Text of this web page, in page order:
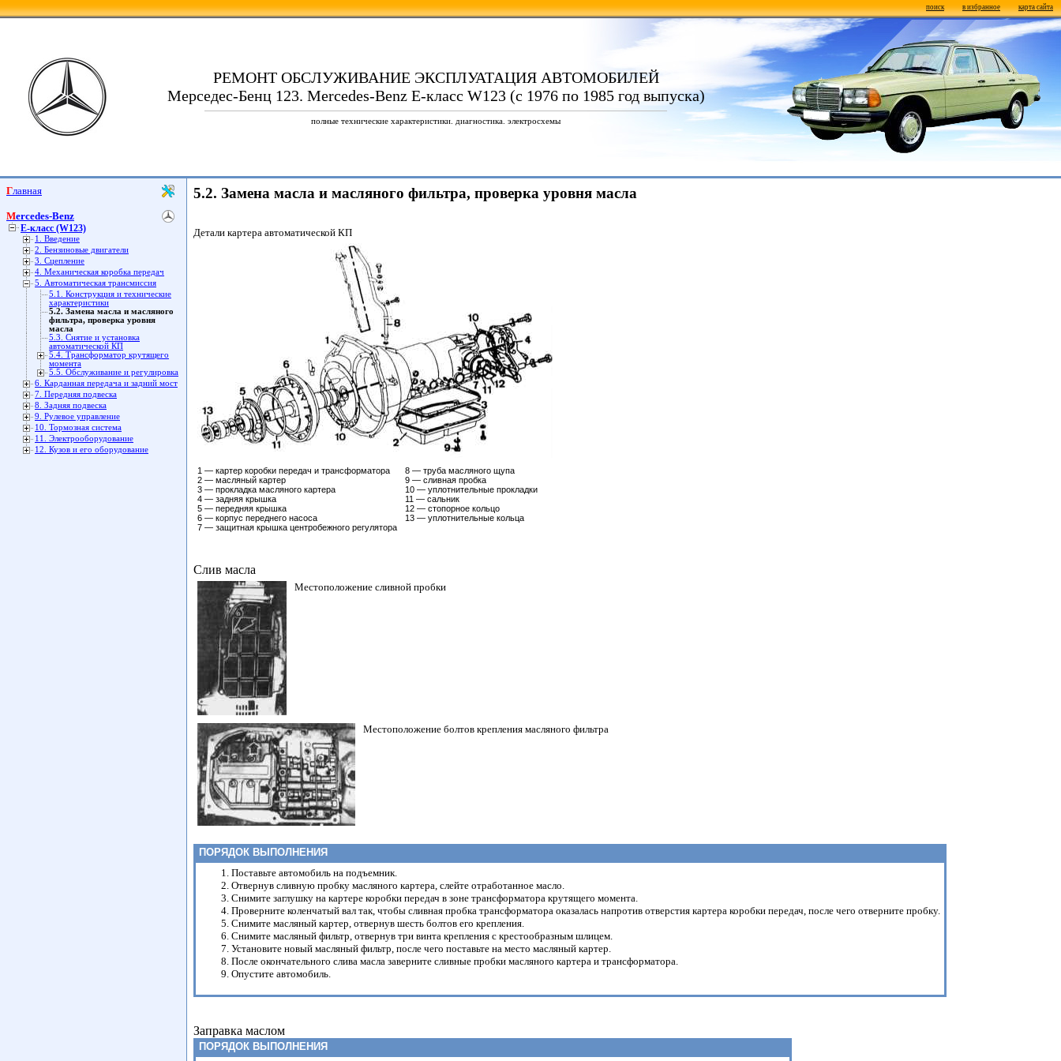
поиск в избранное карта сайта
РЕМОНТ ОБСЛУЖИВАНИЕ ЭКСПЛУАТАЦИЯ АВТОМОБИЛЕЙ
Мерседес-Бенц 123. Mercedes-Benz E-класс W123 (с 1976 по 1985 год выпуска)
полные технические характеристики. диагностика. электросхемы
Главная
Mercedes-Benz
E-класс (W123)
1. Введение
2. Бензиновые двигатели
3. Сцепление
4. Механическая коробка передач
5. Автоматическая трансмиссия
5.1. Конструкция и технические
характеристики
5.2. Замена масла и масляного
фильтра, проверка уровня
масла
5.3. Снятие и установка
автоматической КП
5.4. Трансформатор крутящего
момента
5.5. Обслуживание и регулировка
6. Карданная передача и задний мост
7. Передняя подвеска
8. Задняя подвеска
9. Рулевое управление
10. Тормозная система
11. Электрооборудование
12. Кузов и его оборудование
5.2. Замена масла и масляного фильтра, проверка уровня масла
Детали картера автоматической КП
1 — картер коробки передач и трансформатора
2 — масляный картер
3 — прокладка масляного картера
4 — задняя крышка
5 — передняя крышка
6 — корпус переднего насоса
7 — защитная крышка центробежного регулятора
8 — труба масляного щупа
9 — сливная пробка
10 — уплотнительные прокладки
11 — сальник
12 — стопорное кольцо
13 — уплотнительные кольца
Слив масла
Местоположение сливной пробки
Местоположение болтов крепления масляного фильтра
ПОРЯДОК ВЫПОЛНЕНИЯ
Поставьте автомобиль на подъемник.
Отвернув сливную пробку масляного картера, слейте отработанное масло.
Снимите заглушку на картере коробки передач в зоне трансформатора крутящего момента.
Проверните коленчатый вал так, чтобы сливная пробка трансформатора оказалась напротив отверстия картера коробки передач, после чего отверните пробку.
Снимите масляный картер, отвернув шесть болтов его крепления.
Снимите масляный фильтр, отвернув три винта крепления с крестообразным шлицем.
Установите новый масляный фильтр, после чего поставьте на место масляный картер.
После окончательного слива масла заверните сливные пробки масляного картера и трансформатора.
Опустите автомобиль.
Заправка маслом
ПОРЯДОК ВЫПОЛНЕНИЯ